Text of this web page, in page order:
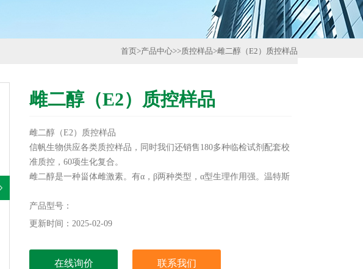
首页>产品中心>>质控样品>雌二醇（E2）质控样品
雌二醇（E2）质控样品
雌二醇（E2）质控样品
信帆生物供应各类质控样品，同时我们还销售180多种临检试剂配套校
准质控，60项生化复合。
雌二醇是一种甾体雌激素。有α，β两种类型，α型生理作用强。温特斯
从妊妇尿、人胎盘、猪卵巢等中获得。
产品型号：
更新时间：2025-02-09
在线询价 联系我们